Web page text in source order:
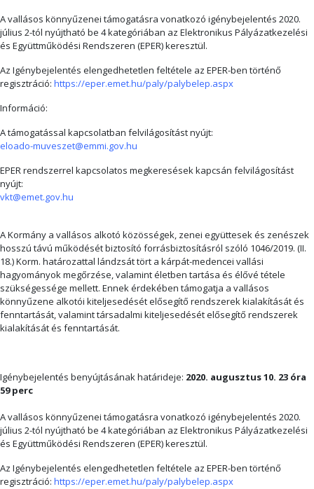
A vallásos könnyűzenei támogatásra vonatkozó igénybejelentés 2020.
július 2-tól nyújtható be 4 kategóriában az Elektronikus Pályázatkezelési
és Együttműködési Rendszeren (EPER) keresztül.
Az Igénybejelentés elengedhetetlen feltétele az EPER-ben történő
regisztráció: https://eper.emet.hu/paly/palybelep.aspx
Információ:
A támogatással kapcsolatban felvilágosítást nyújt:
eloado-muveszet@emmi.gov.hu
EPER rendszerrel kapcsolatos megkeresések kapcsán felvilágosítást
nyújt:
vkt@emet.gov.hu
A Kormány a vallásos alkotó közösségek, zenei együttesek és zenészek
hosszú távú működését biztosító forrásbiztosításról szóló 1046/2019. (II.
18.) Korm. határozattal lándzsát tört a kárpát-medencei vallási
hagyományok megőrzése, valamint életben tartása és élővé tétele
szükségessége mellett. Ennek érdekében támogatja a vallásos
könnyűzene alkotói kiteljesedését elősegítő rendszerek kialakítását és
fenntartását, valamint társadalmi kiteljesedését elősegítő rendszerek
kialakítását és fenntartását.
Igénybejelentés benyújtásának határideje: 2020. augusztus 10. 23 óra
59 perc
A vallásos könnyűzenei támogatásra vonatkozó igénybejelentés 2020.
július 2-tól nyújtható be 4 kategóriában az Elektronikus Pályázatkezelési
és Együttműködési Rendszeren (EPER) keresztül.
Az Igénybejelentés elengedhetetlen feltétele az EPER-ben történő
regisztráció: https://eper.emet.hu/paly/palybelep.aspx